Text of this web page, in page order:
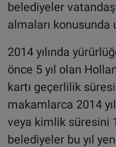
belediyeler
almaları konusunda
2014 yılında
önce 5 yıl olan
kartı geçerlilik süresi
makamlarca 2014
veya kimlik süresini
belediyeler bu yıl